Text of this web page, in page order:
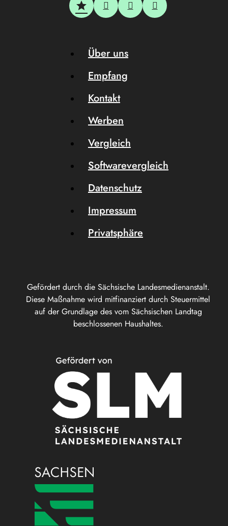
Gefördert durch die Sächsische Landesmedienanstalt.
Diese Maßnahme wird mitfinanziert durch Steuermittel
auf der Grundlage des vom Sächsischen Landtag
beschlossenen Haushaltes.
Über uns
Empfang
Kontakt
Werben
Vergleich
Softwarevergleich
Datenschutz
Impressum
Privatsphäre